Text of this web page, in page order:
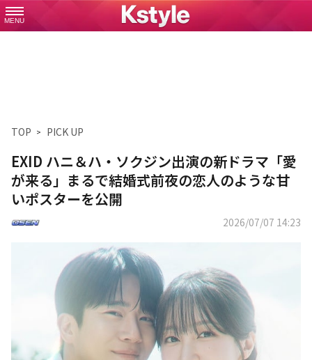
MENU
TOP PICK UP
EXID ハニ＆ハ・ソクジン出演の新ドラマ「愛
が来る」まるで結婚式前夜の恋人のような甘
いポスターを公開
2026/07/07 14:23